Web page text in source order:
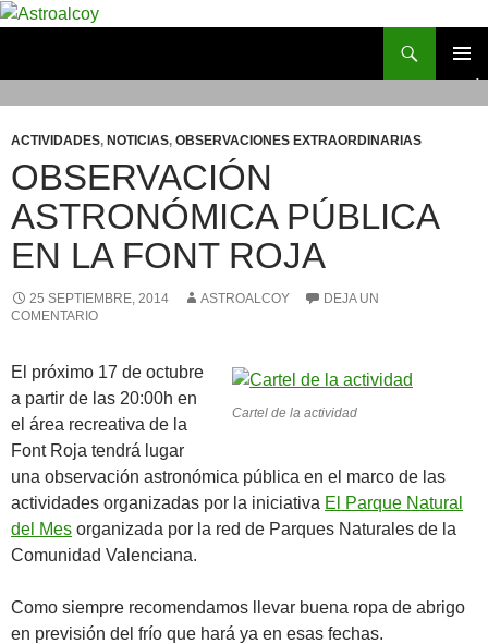
Saltar
ACTIVIDADES, NOTICIAS, OBSERVACIONES EXTRAORDINARIAS
OBSERVACIÓN
ASTRONÓMICA PÚBLICA
EN LA FONT ROJA
25 SEPTIEMBRE, 2014 ASTROALCOY
DEJA UN
COMENTARIO
Cartel de la actividad
El próximo 17 de octubre
a partir de las 20:00h en
el área recreativa de la
Font Roja tendrá lugar
una observación astronómica pública en el marco de las
actividades organizadas por la iniciativa El Parque Natural
del Mes organizada por la red de Parques Naturales de la
Comunidad Valenciana.
Como siempre recomendamos llevar buena ropa de abrigo
en previsión del frío que hará ya en esas fechas.